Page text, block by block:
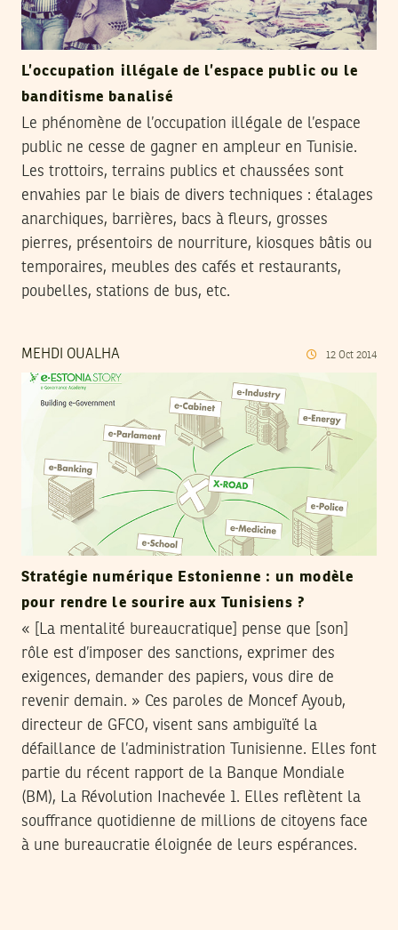
L’occupation illégale de l’espace public ou le
banditisme banalisé
Le phénomène de l’occupation illégale de l’espace
public ne cesse de gagner en ampleur en Tunisie.
Les trottoirs, terrains publics et chaussées sont
envahies par le biais de divers techniques : étalages
anarchiques, barrières, bacs à fleurs, grosses
pierres, présentoirs de nourriture, kiosques bâtis ou
temporaires, meubles des cafés et restaurants,
poubelles, stations de bus, etc.
MEHDI OUALHA 12 Oct 2014
Stratégie numérique Estonienne : un modèle
pour rendre le sourire aux Tunisiens ?
« [La mentalité bureaucratique] pense que [son]
rôle est d’imposer des sanctions, exprimer des
exigences, demander des papiers, vous dire de
revenir demain. » Ces paroles de Moncef Ayoub,
directeur de GFCO, visent sans ambiguïté la
défaillance de l’administration Tunisienne. Elles font
partie du récent rapport de la Banque Mondiale
(BM), La Révolution Inachevée 1. Elles reflètent la
souffrance quotidienne de millions de citoyens face
à une bureaucratie éloignée de leurs espérances.